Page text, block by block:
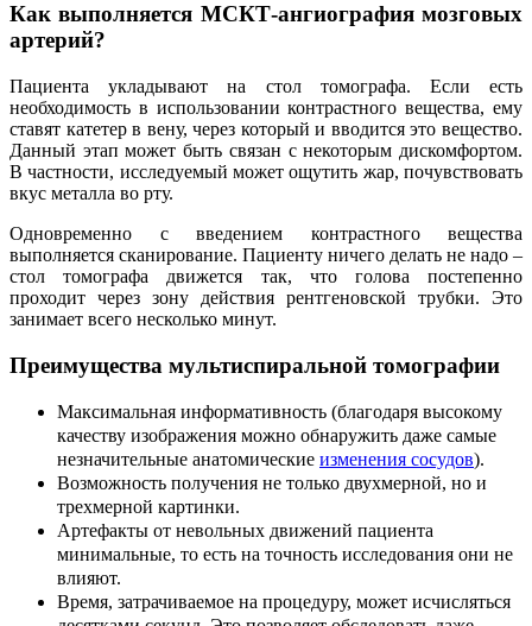
Как выполняется МСКТ-ангиография мозговых
артерий?
Пациента укладывают на стол томографа. Если есть
необходимость в использовании контрастного вещества, ему
ставят катетер в вену, через который и вводится это вещество.
Данный этап может быть связан с некоторым дискомфортом.
В частности, исследуемый может ощутить жар, почувствовать
вкус металла во рту.
Одновременно с введением контрастного вещества
выполняется сканирование. Пациенту ничего делать не надо –
стол томографа движется так, что голова постепенно
проходит через зону действия рентгеновской трубки. Это
занимает всего несколько минут.
Преимущества мультиспиральной томографии
Максимальная информативность (благодаря высокому
качеству изображения можно обнаружить даже самые
незначительные анатомические изменения сосудов).
Возможность получения не только двухмерной, но и
трехмерной картинки.
Артефакты от невольных движений пациента
минимальные, то есть на точность исследования они не
влияют.
Время, затрачиваемое на процедуру, может исчисляться